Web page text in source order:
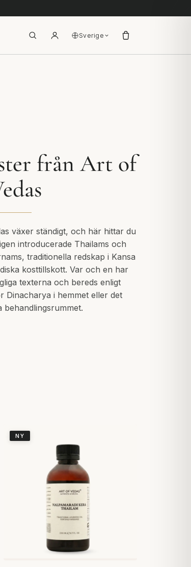
Sverige
från Art of
växer ständigt, och här hittar du
introducerade Thailams och
traditionella redskap i Kansa
kosttillskott. Var och en har
texterna och bereds enligt
Dinacharya i hemmet eller det
behandlingsrummet.
NY